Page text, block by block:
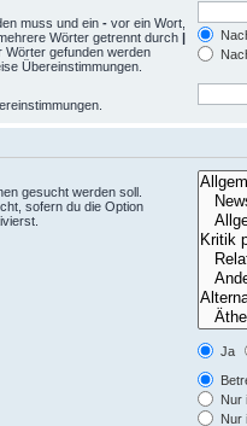
muss und ein - vor ein Wort,
Wörter getrennt durch |
Wörter gefunden werden
Übereinstimmungen.
gesucht werden soll.
sofern du die Option
Ja
Nur
Nur